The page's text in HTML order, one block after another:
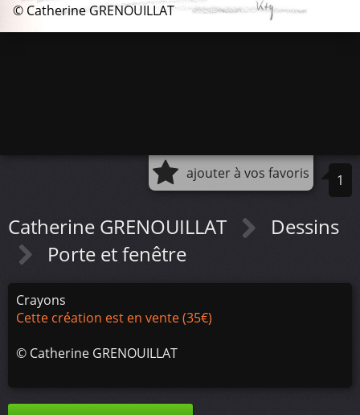
© Catherine GRENOUILLAT
ajouter à vos favoris 1
Catherine GRENOUILLAT
Dessins
Porte et fenêtre
Crayons
Cette création est en vente (35€)
© Catherine GRENOUILLAT